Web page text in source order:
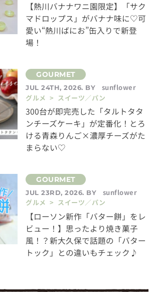
【熱川バナナワニ園限定】「サク
マドロップス」がバナナ味に♡可
愛い“熱川ばにお”缶入りで新登
場！
JUL 24TH, 2026. BY
sunflower
グルメ > スイーツ／パン
300台が即完売した「タルトタタ
ンチーズケーキ」が定番化！とろ
ける青森りんご×濃厚チーズがた
まらない♡
JUL 23RD, 2026. BY
sunflower
グルメ > スイーツ／パン
【ローソン新作「バター餅」をレ
ビュー！】思ったより焼き菓子
風！？新大久保で話題の「バター
トック」との違いもチェック♪